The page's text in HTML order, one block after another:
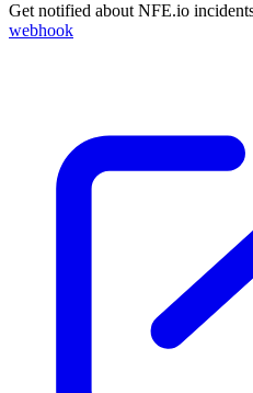
Get notified about NFE.io
webhook